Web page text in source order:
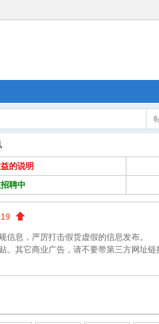
的说明
聘中
19
息，严厉打击假货虚假的信息发布。
其它商业广告，请不要带第三方网址链